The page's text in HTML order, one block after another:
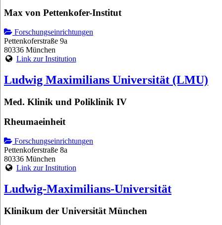
Max von Pettenkofer-Institut
Forschungseinrichtungen
Pettenkoferstraße 9a
80336 München
Link zur Institution
Ludwig Maximilians Universität (LMU)
Med. Klinik und Poliklinik IV
Rheumaeinheit
Forschungseinrichtungen
Pettenkoferstraße 8a
80336 München
Link zur Institution
Ludwig-Maximilians-Universität
Klinikum der Universität München